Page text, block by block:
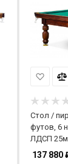
Стол /
футов, 6
ЛДСП
137 880